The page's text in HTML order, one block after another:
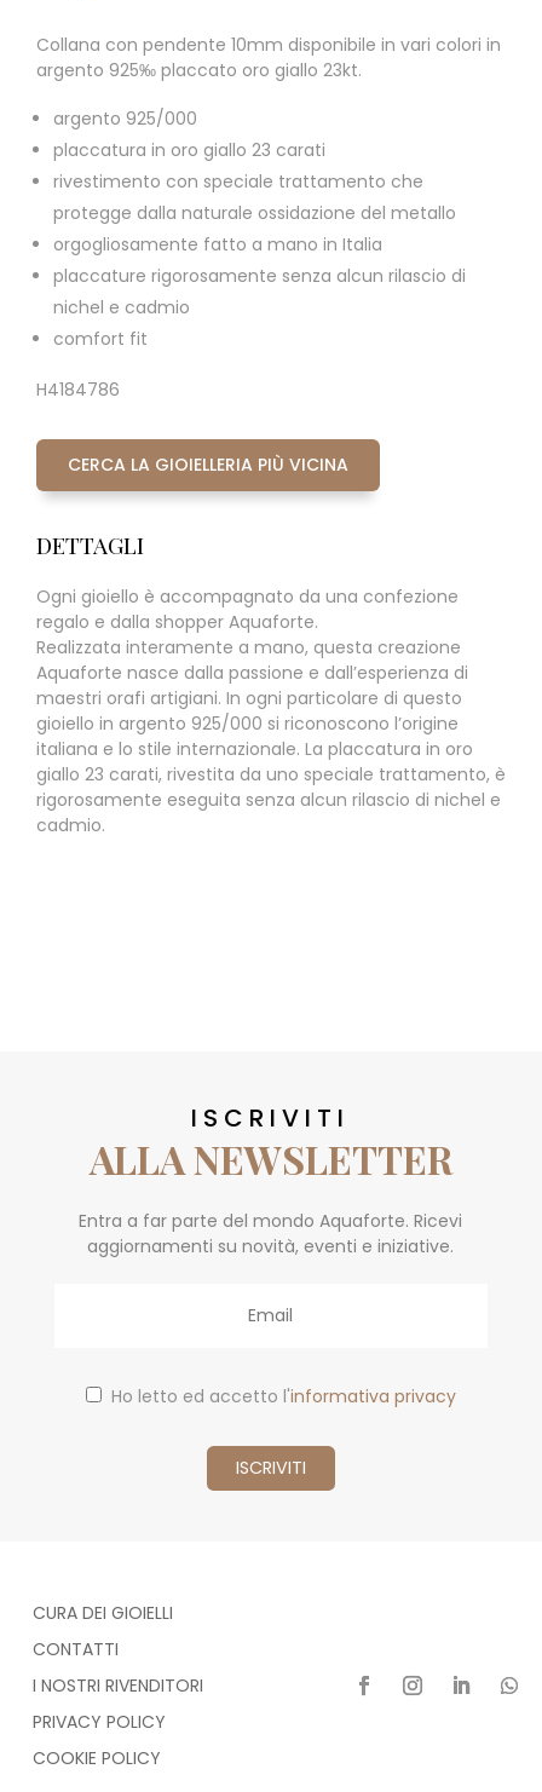
Collana con pendente 10mm disponibile in vari colori in
argento 925‰ placcato oro giallo 23kt.
argento 925/000
placcatura in oro giallo 23 carati
rivestimento con speciale trattamento che
protegge dalla naturale ossidazione del metallo
orgogliosamente fatto a mano in Italia
placcature rigorosamente senza alcun rilascio di
nichel e cadmio
comfort fit
H4184786
CERCA LA GIOIELLERIA PIÙ VICINA
DETTAGLI
Ogni gioiello è accompagnato da una confezione
regalo e dalla shopper Aquaforte.
Realizzata interamente a mano, questa creazione
Aquaforte nasce dalla passione e dall’esperienza di
maestri orafi artigiani. In ogni particolare di questo
gioiello in argento 925/000 si riconoscono l’origine
italiana e lo stile internazionale. La placcatura in oro
giallo 23 carati, rivestita da uno speciale trattamento, è
rigorosamente eseguita senza alcun rilascio di nichel e
cadmio.
ISCRIVITI
ALLA NEWSLETTER
Entra a far parte del mondo Aquaforte. Ricevi
aggiornamenti su novità, eventi e iniziative.
Ho letto ed accetto l'informativa privacy
CURA DEI GIOIELLI
CONTATTI
I NOSTRI RIVENDITORI
PRIVACY POLICY
COOKIE POLICY